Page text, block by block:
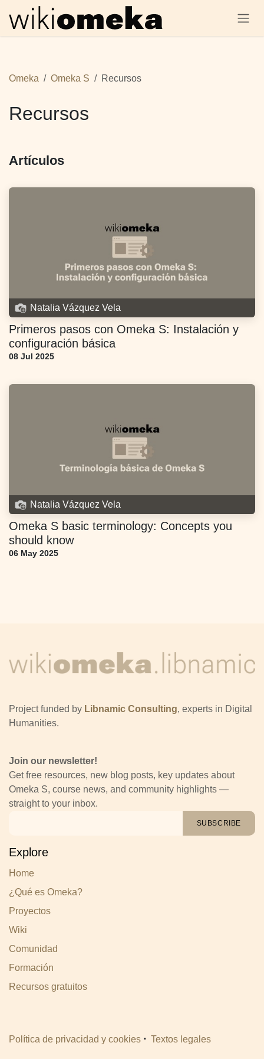
SKIP TO CONTENT
Omeka Omeka S Recursos
Recursos
Artículos
Natalia Vázquez Vela
Primeros pasos con Omeka S: Instalación y
configuración básica
08 Jul 2025
Natalia Vázquez Vela
Omeka S basic terminology: Concepts you
should know
06 May 2025
Project funded by Libnamic Consulting, experts in Digital
Humanities.
Join our newsletter!
Get free resources, new blog posts, key updates about
Omeka S, course news, and community highlights —
straight to your inbox.
SUBSCRIBE
Explore
Home
¿Qué es Omeka?
Proyectos
Wiki
Comunidad
Formación
Recursos gratuitos
Política de privacidad y cookies · Textos legales